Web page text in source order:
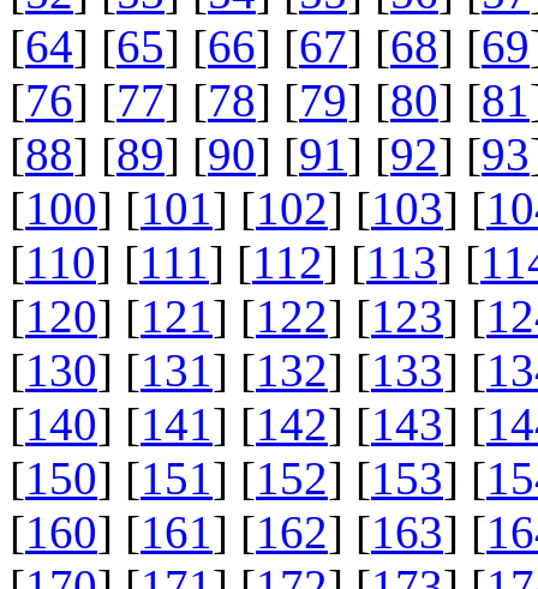
[64] [65] [66] [67] [68] [69
[76] [77] [78] [79] [80] [81
[88] [89] [90] [91] [92] [93
[100] [101] [102] [103] [
[110] [111] [112] [113] [
[120] [121] [122] [123] [
[130] [131] [132] [133] [
[140] [141] [142] [143] [
[150] [151] [152] [153] [
[160] [161] [162] [163] [